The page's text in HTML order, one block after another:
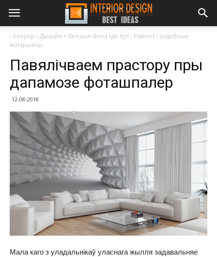
› Інтэрер і Дызайн • Лепшыя Фота Ідэі тут! › Рамонт і аздобныя
матэрыялы
Павялічваем прастору пры
дапамозе фоташпалер
12-08-2018
Мала каго з уладальнікаў уласнага жылля задавальняе